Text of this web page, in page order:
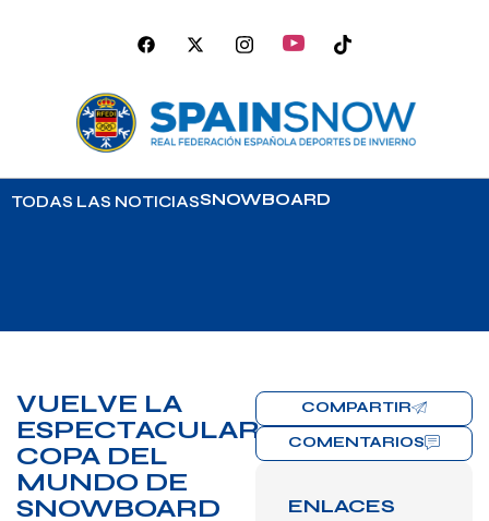
TODAS LAS NOTICIASSNOWBOARD
VUELVE LA
ESPECTACULAR
COPA DEL
MUNDO DE
SNOWBOARD
COMPARTIR
COMENTARIOS
ENLACES